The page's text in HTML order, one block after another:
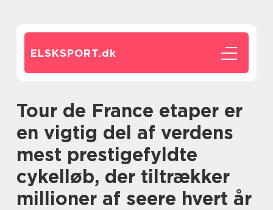
ELSKSPORT.dk
Tour de France etaper er
en vigtig del af verdens
mest prestigefyldte
cykelløb, der tiltrækker
millioner af seere hvert år